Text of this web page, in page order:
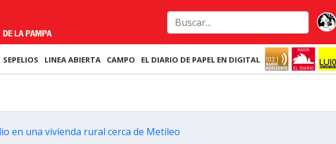
SEPELIOS LINEA ABIERTA CAMPO EL DIARIO DE PAPEL EN DIGITAL
en una vivienda rural cerca de Metileo